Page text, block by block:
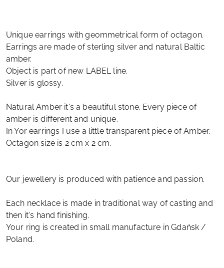
Unique earrings with geommetrical form of octagon.
Earrings are made of sterling silver and natural Baltic
amber.
Object is part of new LABEL line.
Silver is glossy.
Natural Amber it's a beautiful stone. Every piece of
amber is different and unique.
In Yor earrings I use a little transparent piece of Amber.
Octagon size is 2 cm x 2 cm.
Our jewellery is produced with patience and passion.
Each necklace is made in traditional way of casting and
then it's hand finishing.
Your ring is created in small manufacture in Gdańsk /
Poland.